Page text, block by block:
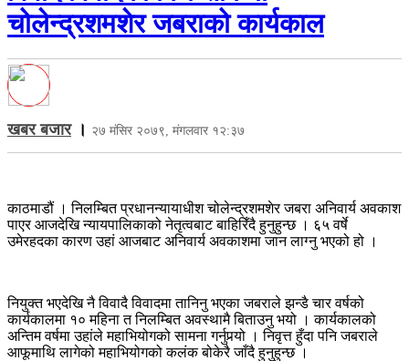
चोलेन्द्रशमशेर जबराको कार्यकाल
खबर बजार। २७ मंसिर २०७९, मंगलवार १२:३७
काठमाडौं । निलम्बित प्रधानन्यायाधीश चोलेन्द्रशमशेर जबरा अनिवार्य अवकाश
पाएर आजदेखि न्यायपालिकाको नेतृत्वबाट बाहिरिँदै हुनुहुन्छ । ६५ वर्षे
उमेरहदका कारण उहां आजबाट अनिवार्य अवकाशमा जान लाग्नु भएको हो ।
नियुक्त भएदेखि नै विवादै विवादमा तानिनु भएका जबराले झन्डै चार वर्षको
कार्यकालमा १० महिना त निलम्बित अवस्थामै बिताउनु भयो । कार्यकालको
अन्तिम वर्षमा उहांले महाभियोगको सामना गर्नुपर्‍यो । निवृत्त हुँदा पनि जबराले
आफूमाथि लागेको महाभियोगको कलंक बोकेरै जाँदै हुनुहुन्छ ।